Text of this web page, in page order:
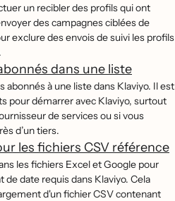
un recibler des profils qui ont
des campagnes ciblées de
exclure des envois de suivi les profils
dans une liste
à une liste dans Klaviyo. Il est
pour démarrer avec Klaviyo, surtout
de services ou si vous
d’un tiers.
les fichiers CSV référence
les fichiers Excel et Google pour
date requis dans Klaviyo. Cela
d'un fichier CSV contenant